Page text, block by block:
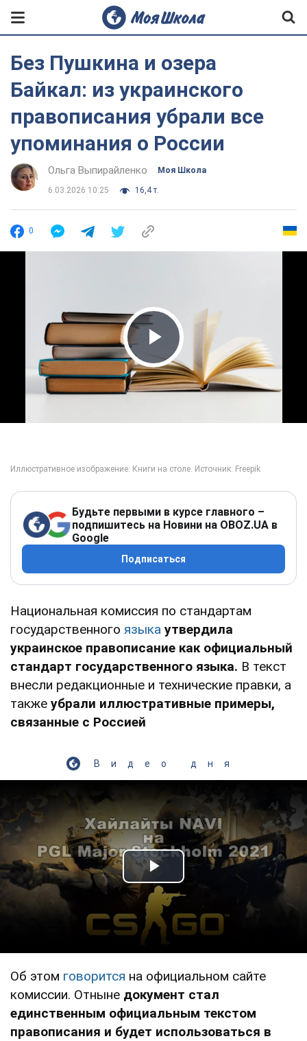
Без Пушкина и озера
Байкал: из украинского
правописания убрали все
упоминания о России
Ольга Выпирайленко Моя Школа
6.03.2026 10:25 16,4 т.
0
Play Video
Будьте первыми в курсе главного –
подпишитесь на Новини на OBOZ.UA в
Google
Подписаться
Национальная комиссия по стандартам
государственного языка утвердила
украинское правописание как официальный
стандарт государственного языка. В текст
внесли редакционные и технические правки, а
также убрали иллюстративные примеры,
связанные с Россией
Видео дня
Play Video
Об этом говорится на официальном сайте
комиссии. Отныне документ стал
единственным официальным текстом
правописания и будет использоваться в